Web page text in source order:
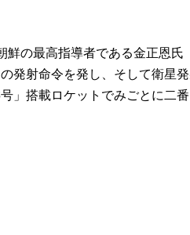
鮮の最高指導者である金正恩
発射命令を発し、そして衛星
」搭載ロケットでみごとに二